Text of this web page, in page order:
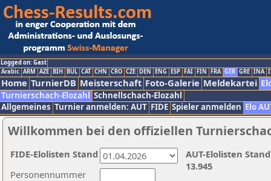
Logged on: Gast
Arabic ARM AZE BIH BUL CAT CHN CRO CZE DEN ENG ESP FAI FIN FRA GER GRE INA
Home TurnierDB Meisterschaft Foto-Galerie Meldekartei
Turnierschach-Elozahl Schnellschach-Elozahl
Allgemeines Turnier anmelden: AUT FIDE Spieler anmelden Elo
Willkommen bei den offiziellen
Personennummer
AUT-Elolisten
13.945
FIDE-Elolisten Stand